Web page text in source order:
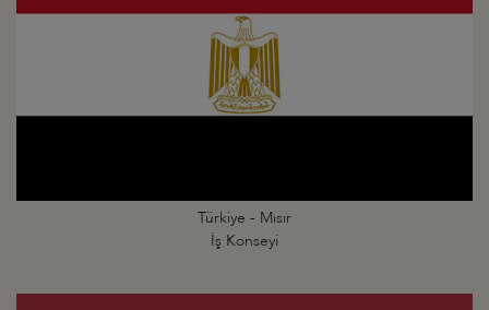
Türkiye - Mısır
İş Konseyi